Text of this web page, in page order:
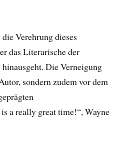
Verehrung dieses
das Literarische der
Die Verneigung
sondern zudem vor dem
a really great time!“, Wayne